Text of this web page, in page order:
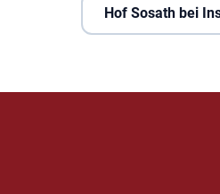
Hof Sosath bei